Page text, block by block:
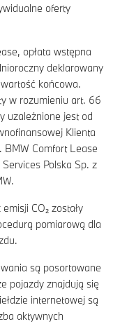
oferty
opłata wstępna
deklarowany
końcowa.
w rozumieniu art. 66
uzależnione jest od
Klienta
BMW Comfort Lease
Polska Sp. z
CO₂ zostały
pomiarową dla
są posortowane
pojazdy znajdują się
internetowej są
aktywnych